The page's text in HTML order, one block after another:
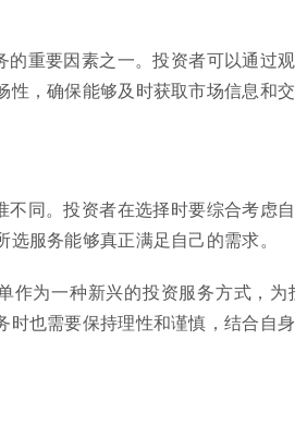
重要因素之一。投资者可以通过
，确保能够及时获取市场信息和交
同。投资者在选择时要综合考虑
服务能够真正满足自己的需求。
作为一种新兴的投资服务方式，
也需要保持理性和谨慎，结合自